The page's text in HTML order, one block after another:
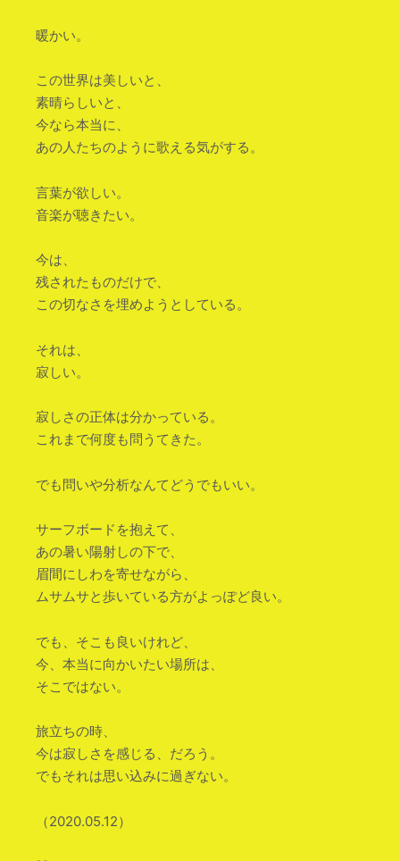
暖かい。
この世界は美しいと、
素晴らしいと、
今なら本当に、
あの人たちのように歌える気がする。
言葉が欲しい。
音楽が聴きたい。
今は、
残されたものだけで、
この切なさを埋めようとしている。
それは、
寂しい。
寂しさの正体は分かっている。
これまで何度も問うてきた。
でも問いや分析なんてどうでもいい。
サーフボードを抱えて、
あの暑い陽射しの下で、
眉間にしわを寄せながら、
ムサムサと歩いている方がよっぽど良い。
でも、そこも良いけれど、
今、本当に向かいたい場所は、
そこではない。
旅立ちの時、
今は寂しさを感じる、だろう。
でもそれは思い込みに過ぎない。
（2020.05.12）